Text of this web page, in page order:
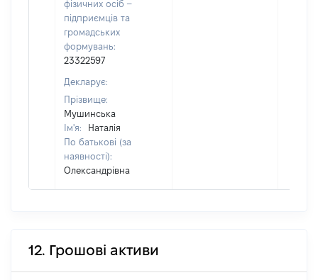
фізичних осіб –
підприємців та
громадських
формувань:
23322597
Декларує:
Прізвище:
Мушинська
Ім'я:
Наталія
По батькові (за
наявності):
Олександрівна
12. Грошові активи